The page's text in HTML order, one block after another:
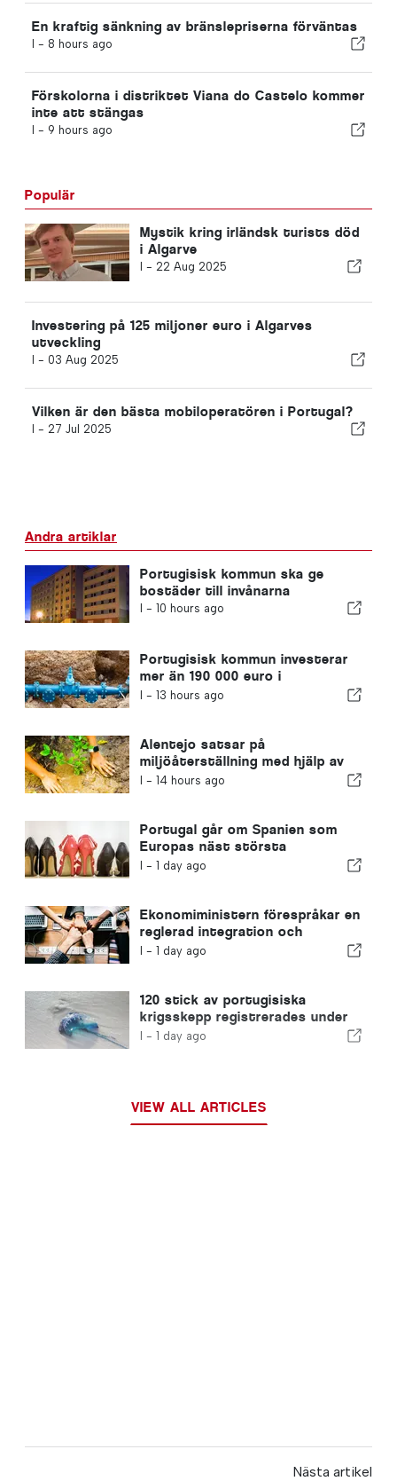
En kraftig sänkning av bränslepriserna förväntas
I - 8 hours ago
Förskolorna i distriktet Viana do Castelo kommer
inte att stängas
I - 9 hours ago
Populär
Mystik kring irländsk turists död
i Algarve
I - 22 Aug 2025
Investering på 125 miljoner euro i Algarves
utveckling
I - 03 Aug 2025
Vilken är den bästa mobiloperatören i Portugal?
I - 27 Jul 2025
Andra artiklar
Portugisisk kommun ska ge
bostäder till invånarna
I - 10 hours ago
Portugisisk kommun investerar
mer än 190 000 euro i
vattenförsörjningen
I - 13 hours ago
Alentejo satsar på
miljöåterställning med hjälp av
EU-medel
I - 14 hours ago
Portugal går om Spanien som
Europas näst största
skotillverkare
I - 1 day ago
Ekonomiministern förespråkar en
reglerad integration och
garanterar en snabbare väg för
I - 1 day ago
120 stick av portugisiska
krigsskepp registrerades under
en enda dag
I - 1 day ago
VIEW ALL ARTICLES
Nästa artikel